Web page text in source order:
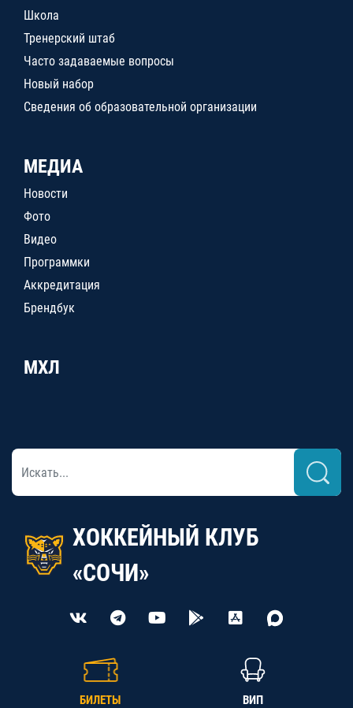
Школа
Тренерский штаб
Часто задаваемые вопросы
Новый набор
Сведения об образовательной организации
МЕДИА
Новости
Фото
Видео
Программки
Аккредитация
Брендбук
МХЛ
ХОККЕЙНЫЙ КЛУБ
«СОЧИ»
БИЛЕТЫ ВИП